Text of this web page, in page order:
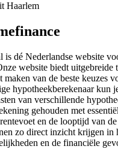
Haarlem
is dé Nederlandse website
website biedt uitgebreide
maken van de beste keuzes
hypotheekberekenaar kun
van verschillende
gehouden met
en de looptijd van
zo direct inzicht krijgen in
en de financiële